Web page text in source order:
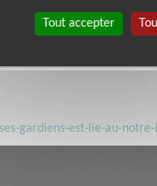
:
gardiens-est-lie-au-
Tout accepter